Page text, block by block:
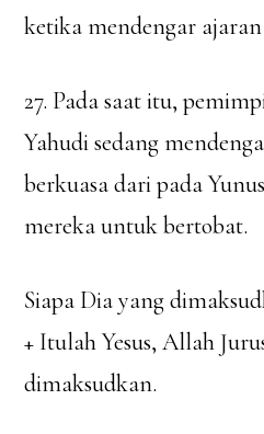
ketika mendengar ajaran
27. Pada saat itu,
Yahudi sedang
berkuasa dari pada
mereka untuk bertobat.
Siapa Dia yang
+ Itulah Yesus, Allah
dimaksudkan.